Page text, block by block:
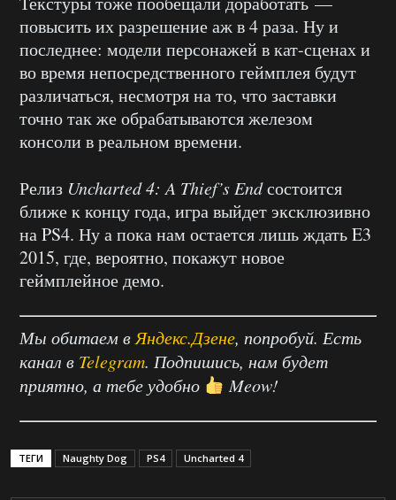
повысить их разрешение аж в 4 раза. Ну и
последнее: модели персонажей в кат-сценах и
во время непосредственного геймплея будут
различаться, несмотря на то, что заставки
точно так же обрабатываются железом
консоли в реальном времени.
Релиз Uncharted 4: A Thief’s Endсостоится
ближе к концу года, игра выйдет эксклюзивно
на PS4. Ну а пока нам остается лишь ждать E3
2015, где, вероятно, покажут новое
геймплейное демо.
Мы обитаем в Яндекс.Дзене, попробуй. Есть
канал в Telegram. Подпишись, нам будет
приятно, а тебе удобно
Meow!
ТЕГИ Naughty Dog PS4 Uncharted 4